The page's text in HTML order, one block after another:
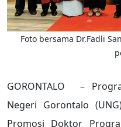
Foto bersama Dr.Fadli
GORONTALO –
Negeri Gorontalo
Promosi Doktor